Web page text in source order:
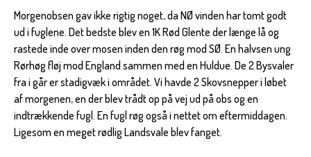
Morgenobsen gav ikke rigtig noget, da NØ vinden har tomt godt
ud i fuglene. Det bedste blev en 1K Rød Glente der længe lå og
rastede inde over mosen inden den røg mod SØ. En halvsen ung
Rørhøg fløj mod England sammen med en Huldue. De 2 Bysvaler
fra i går er stadigvæk i området. Vi havde 2 Skovsnepper i løbet
af morgenen, en der blev trådt op på vej ud på obs og en
indtrækkende fugl. En fugl røg også i nettet om eftermiddagen.
Ligesom en meget rødlig Landsvale blev fanget.